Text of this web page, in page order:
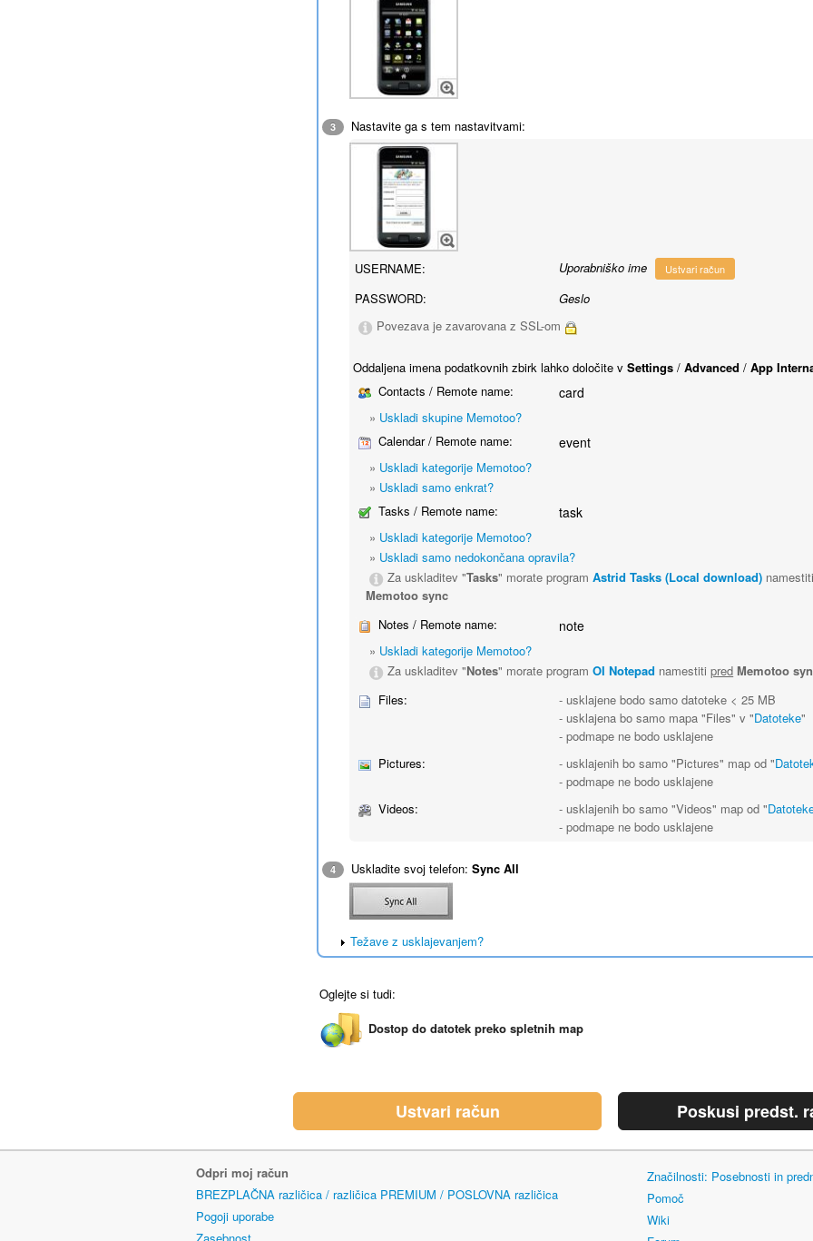
3 Nastavite ga s tem nastavitvami:
USERNAME: Uporabniško ime Ustvari račun
PASSWORD:
Geslo
Povezava je zavarovana z SSL-om
Oddaljena imena podatkovnih zbirk lahko določite vSettings /Advanced /App
Contacts / Remote name:
card
» Uskladi skupine Memotoo?
Calendar / Remote name:
event
» Uskladi kategorije Memotoo?
» Uskladi samo enkrat?
Tasks / Remote name:
task
» Uskladi kategorije Memotoo?
» Uskladi samo nedokončana opravila?
Za uskladitev "Tasks" morate programAstrid Tasks (Local download)
Memotoo sync
Notes / Remote name:
note
» Uskladi kategorije Memotoo?
Za uskladitev "Notes" morate programOI Notepad namestitipred Memotoo
Files:
- usklajene bodo samo datoteke < 25 MB
- usklajena bo samo mapa "Files" v "Datoteke"
- podmape ne bodo usklajene
Pictures:
- usklajenih bo samo "Pictures" map od "
- podmape ne bodo usklajene
Videos:
- usklajenih bo samo "Videos" map od "
- podmape ne bodo usklajene
4 Uskladite svoj telefon:Sync All
Težave z usklajevanjem?
Oglejte si tudi:
Dostop do datotek preko spletnih map
Ustvari račun Poskusi predst.
Odpri moj račun
BREZPLAČNA različica / različica PREMIUM / POSLOVNA različica
Pogoji uporabe
Značilnosti: Posebnosti in
Pomoč
Wiki